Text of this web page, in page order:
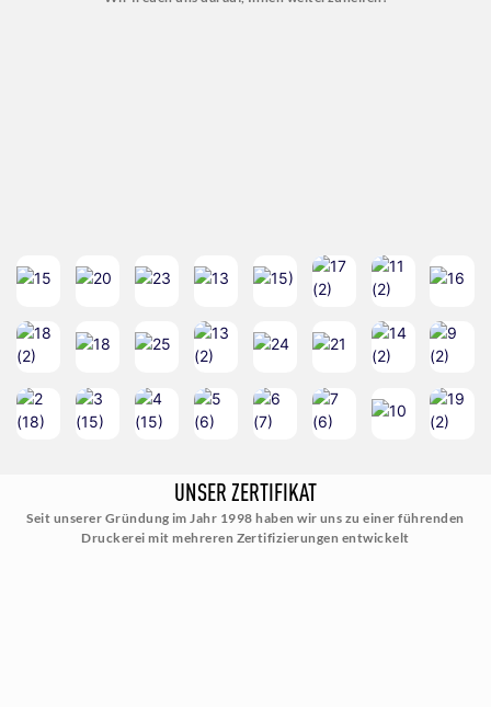
UNSER ZERTIFIKAT
Seit unserer Gründung im Jahr 1998 haben wir uns zu einer führenden
Druckerei mit mehreren Zertifizierungen entwickelt